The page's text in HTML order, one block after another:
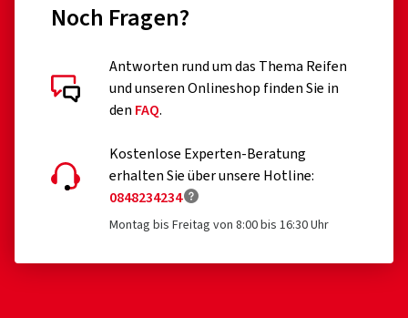
Noch Fragen?
Antworten rund um das Thema Reifen
und unseren Onlineshop finden Sie in
den FAQ.
Kostenlose Experten-Beratung
erhalten Sie über unsere Hotline:
0848234234
Montag bis Freitag von 8:00 bis 16:30 Uhr